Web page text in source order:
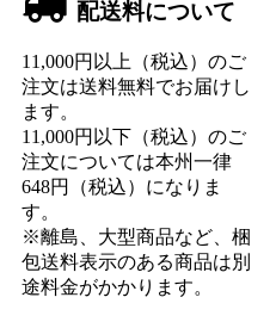
配送料について
11,000円以上（税込）のご
注文は送料無料でお届けし
ます。
11,000円以下（税込）のご
注文については本州一律
648円（税込）になりま
す。
※離島、大型商品など、梱
包送料表示のある商品は別
途料金がかかります。